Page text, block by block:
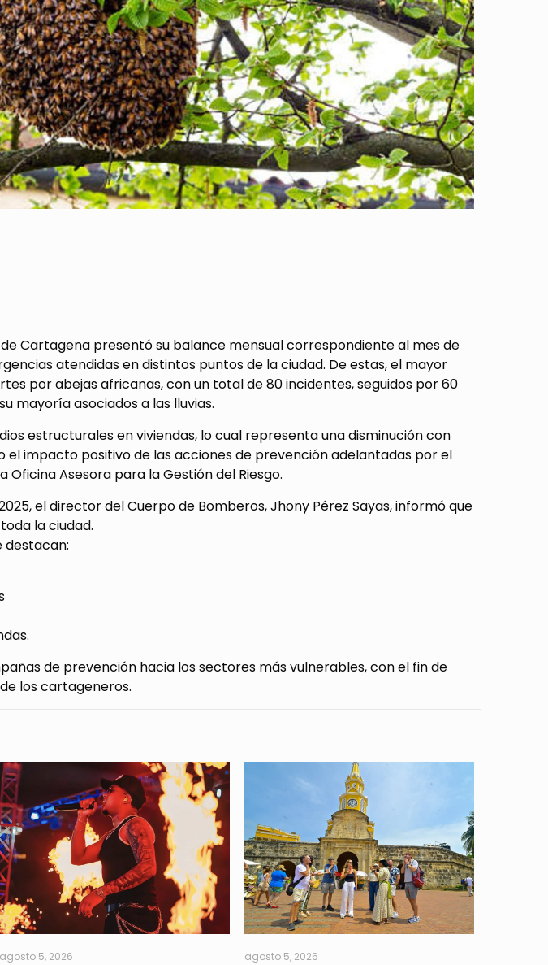
Cartagena presentó su balance mensual correspondiente al mes de
atendidas en distintos puntos de la ciudad. De estas, el mayor
por abejas africanas, con un total de 80 incidentes, seguidos por 60
mayoría asociados a las lluvias.
estructurales en viviendas, lo cual representa una disminución con
el impacto positivo de las acciones de prevención adelantadas por el
Asesora para la Gestión del Riesgo.
el director del Cuerpo de Bomberos, Jhony Pérez Sayas, informó que
la ciudad.
destacan:
de prevención hacia los sectores más vulnerables, con el fin de
los cartageneros.
agosto 5, 2026 agosto 5, 2026